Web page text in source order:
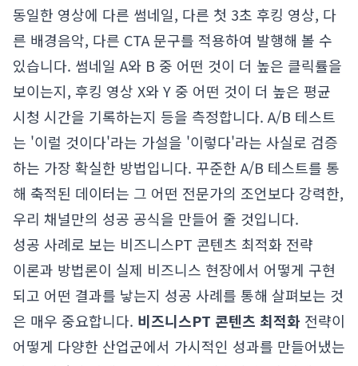
동일한 영상에 다른 썸네일, 다른 첫 3초 후킹 영상, 다
른 배경음악, 다른 CTA 문구를 적용하여 발행해 볼 수
있습니다. 썸네일 A와 B 중 어떤 것이 더 높은 클릭률을
보이는지, 후킹 영상 X와 Y 중 어떤 것이 더 높은 평균
시청 시간을 기록하는지 등을 측정합니다. A/B 테스트
는 '이럴 것이다'라는 가설을 '이렇다'라는 사실로 검증
하는 가장 확실한 방법입니다. 꾸준한 A/B 테스트를 통
해 축적된 데이터는 그 어떤 전문가의 조언보다 강력한,
우리 채널만의 성공 공식을 만들어 줄 것입니다.
성공 사례로 보는 비즈니스PT 콘텐츠 최적화 전략
이론과 방법론이 실제 비즈니스 현장에서 어떻게 구현
되고 어떤 결과를 낳는지 성공 사례를 통해 살펴보는 것
은 매우 중요합니다. 비즈니스PT 콘텐츠 최적화 전략이
어떻게 다양한 산업군에서 가시적인 성과를 만들어냈는